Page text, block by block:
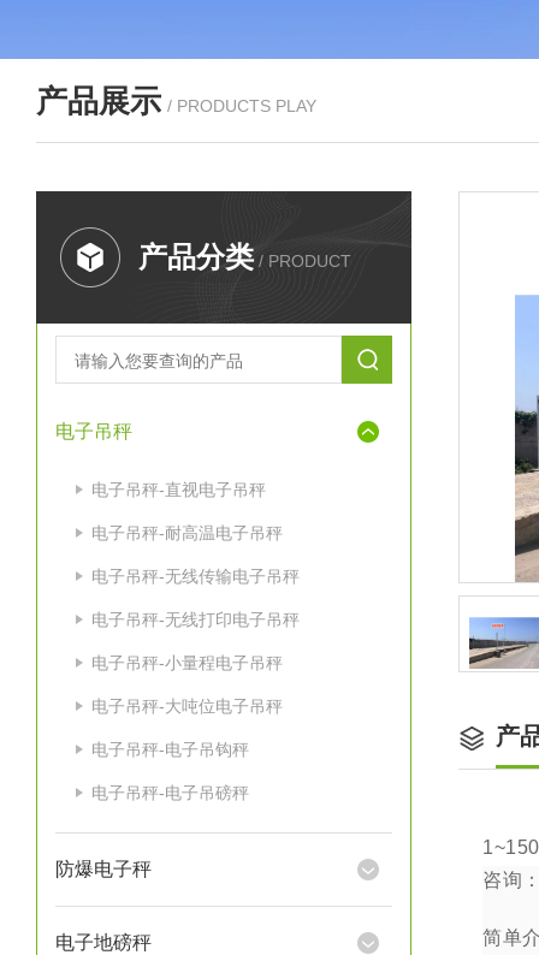
产品展示 / PRODUCTS PLAY
产品分类 / PRODUCT
电子吊秤
电子吊秤-直视电子吊秤
电子吊秤-耐高温电子吊秤
电子吊秤-无线传输电子吊秤
电子吊秤-无线打印电子吊秤
电子吊秤-小量程电子吊秤
电子吊秤-大吨位电子吊秤
电子吊秤-电子吊钩秤
电子吊秤-电子吊磅秤
防爆电子秤
电子地磅秤
产
1~150
咨询
简单